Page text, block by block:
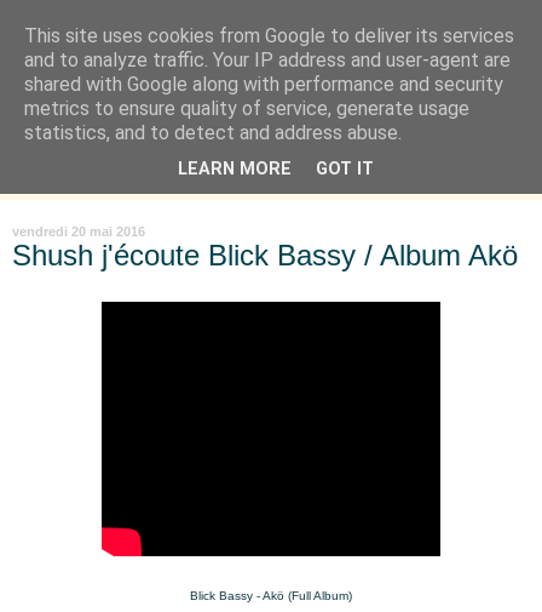
Là où je suis née
"Les temps sont durs pour les rêveurs" mais shush shush,
j'ai le cœur à l'affût et j'ouvre mon carnet de peau. « Soyez
vous-même, tous les autres sont déjà pris. » Oscar Wilde
vendredi 20 mai 2016
Shush j'écoute Blick Bassy / Album Akö
Blick Bassy - Akö (Full Album)
This site uses cookies from Google to deliver its services
and to analyze traffic. Your IP address and user-agent are
shared with Google along with performance and security
metrics to ensure quality of service, generate usage
statistics, and to detect and address abuse.
LEARN MORE GOT IT